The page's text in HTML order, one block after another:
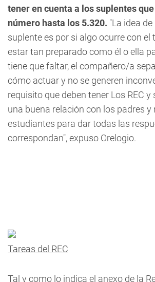
tener en cuenta a los suplentes
número hasta los 5.320. "La idea
suplente es por si algo ocurre con el
estar tan preparado como él o ella
tiene que faltar, el compañero/a
cómo actuar y no se generen
requisito que deben tener Los REC y
una buena relación con los padres y
estudiantes para dar todas las
correspondan", expuso Orelogio.
Tareas del REC
Tal y como lo indica el anexo de la